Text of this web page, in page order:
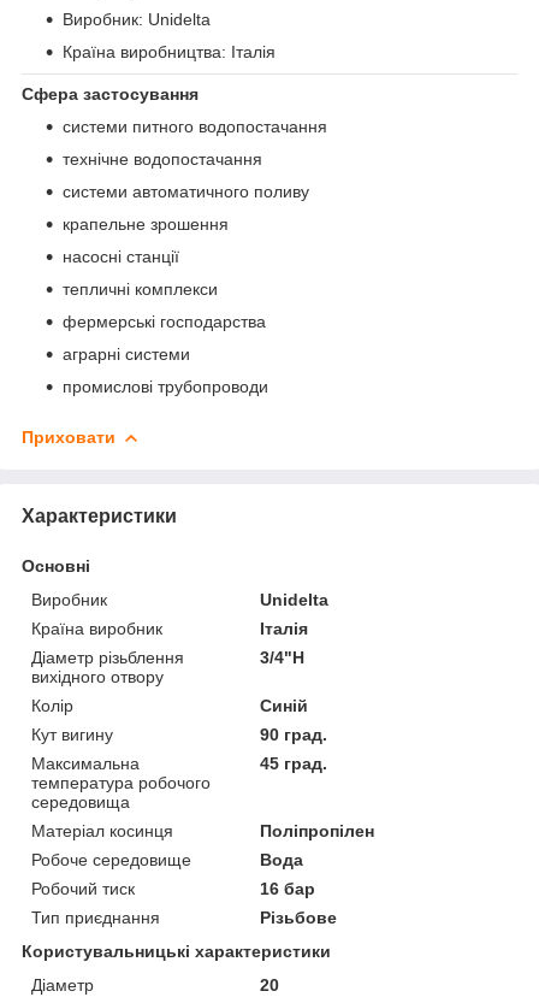
Виробник: Unidelta
Країна виробництва: Італія
Сфера застосування
системи питного водопостачання
технічне водопостачання
системи автоматичного поливу
крапельне зрошення
насосні станції
тепличні комплекси
фермерські господарства
аграрні системи
промислові трубопроводи
Приховати
Характеристики
Основні
Виробник
Unidelta
Країна виробник
Італія
Діаметр різьблення
вихідного отвору
3/4"Н
Колір
Синій
Кут вигину
90 град.
Максимальна
температура робочого
середовища
45 град.
Матеріал косинця
Поліпропілен
Робоче середовище
Вода
Робочий тиск
16 бар
Тип приєднання
Різьбове
Користувальницькі характеристики
Діаметр
20